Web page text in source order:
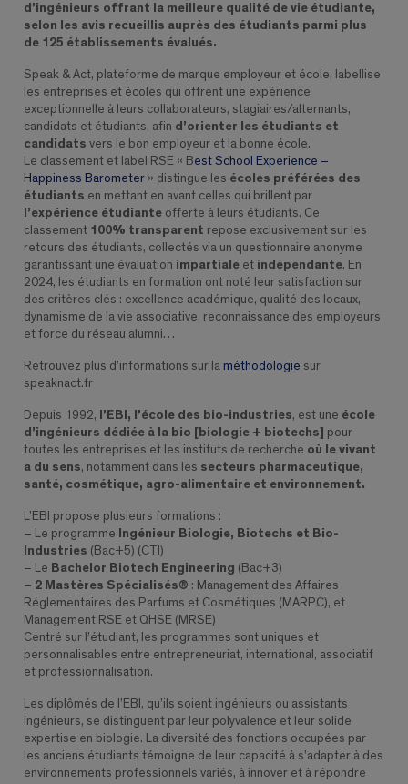
d’ingénieurs offrant la meilleure qualité de vie étudiante,
selon les avis recueillis auprès des étudiants parmi plus
de 125 établissements évalués.
Speak & Act, plateforme de marque employeur et école, labellise
les entreprises et écoles qui offrent une expérience
exceptionnelle à leurs collaborateurs, stagiaires/alternants,
candidats et étudiants, afin d’orienter les étudiants et
candidats vers le bon employeur et la bonne école.
Le classement et label RSE « Best School Experience –
Happiness Barometer » distingue les écoles préférées des
étudiants en mettant en avant celles qui brillent par
l’expérience étudiante offerte à leurs étudiants. Ce
classement 100% transparent repose exclusivement sur les
retours des étudiants, collectés via un questionnaire anonyme
garantissant une évaluation impartiale et indépendante. En
2024, les étudiants en formation ont noté leur satisfaction sur
des critères clés : excellence académique, qualité des locaux,
dynamisme de la vie associative, reconnaissance des employeurs
et force du réseau alumni…
Retrouvez plus d’informations sur la méthodologie sur
speaknact.fr
Depuis 1992, l’EBI, l’école des bio-industries, est une école
d’ingénieurs dédiée à la bio [biologie + biotechs] pour
toutes les entreprises et les instituts de recherche où le vivant
a du sens, notamment dans les secteurs pharmaceutique,
santé, cosmétique, agro-alimentaire et environnement.
L’EBI propose plusieurs formations :
– Le programme
Ingénieur Biologie, Biotechs et Bio-
Industries (Bac+5) (CTI)
– Le Bachelor Biotech Engineering (Bac+3)
– 2 Mastères Spécialisés® : Management des Affaires
Réglementaires des Parfums et Cosmétiques (MARPC), et
Management RSE et QHSE (MRSE)
Centré sur l’étudiant, les programmes sont uniques et
personnalisables entre entrepreneuriat, international, associatif
et professionnalisation.
Les diplômés de l’EBI, qu’ils soient ingénieurs ou assistants
ingénieurs, se distinguent par leur polyvalence et leur solide
expertise en biologie. La diversité des fonctions occupées par
les anciens étudiants témoigne de leur capacité à s’adapter à des
environnements professionnels variés, à innover et à répondre